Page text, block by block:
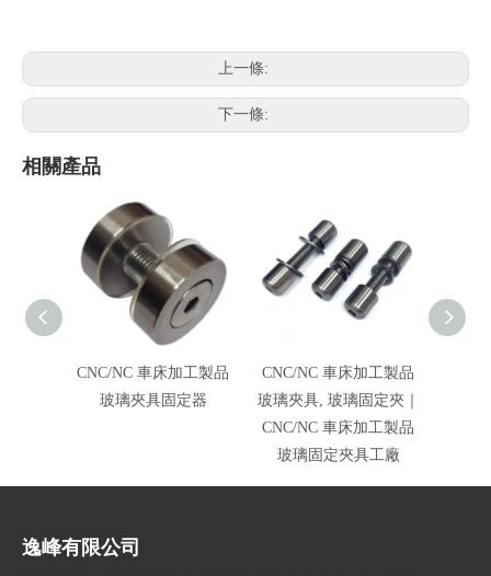
上一條:
下一條:
相關產品
CNC/NC 車床加工製品
玻璃夾具固定器
CNC/NC 車床加工製品
玻璃夾具, 玻璃固定夾｜
CNC/NC 車床加工製品
玻璃固定夾具工廠
逸峰有限公司